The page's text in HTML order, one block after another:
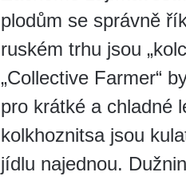
plodům se správně
ruském trhu jsou
„Collective Farmer“
pro krátké a chladné
kolkhoznitsa jsou
jídlu najednou.